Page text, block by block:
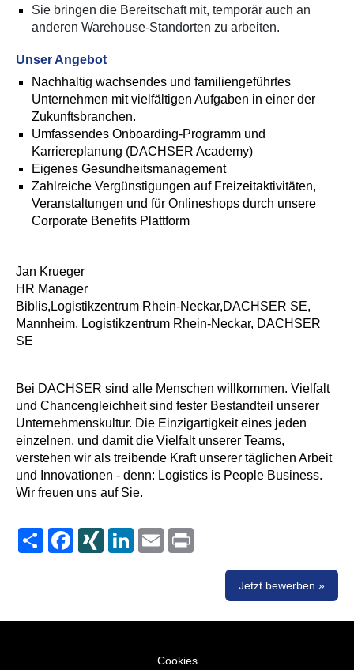
Sie bringen die Bereitschaft mit, temporär auch an
anderen Warehouse-Standorten zu arbeiten.
Unser Angebot
Nachhaltig wachsendes und familiengeführtes
Unternehmen mit vielfältigen Aufgaben in einer der
Zukunftsbranchen.
Umfassendes Onboarding-Programm und
Karriereplanung (DACHSER Academy)
Eigenes Gesundheitsmanagement
Zahlreiche Vergünstigungen auf Freizeitaktivitäten,
Veranstaltungen und für Onlineshops durch unsere
Corporate Benefits Plattform
Jan Krueger
HR Manager
Biblis,Logistikzentrum Rhein-Neckar,DACHSER SE,
Mannheim, Logistikzentrum Rhein-Neckar, DACHSER
SE
Bei DACHSER sind alle Menschen willkommen. Vielfalt
und Chancengleichheit sind fester Bestandteil unserer
Unternehmenskultur. Die Einzigartigkeit eines jeden
einzelnen, und damit die Vielfalt unserer Teams,
verstehen wir als treibende Kraft unserer täglichen Arbeit
und Innovationen - denn: Logistics is People Business.
Wir freuen uns auf Sie.
Share FacebookXING LinkedInEmail
Jetzt bewerben »
Cookies